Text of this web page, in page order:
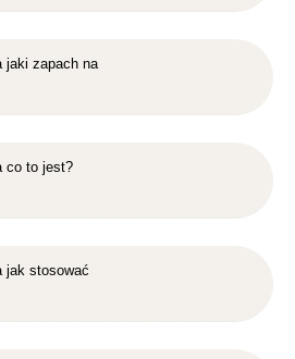
jaki zapach na
co to jest?
jak stosować